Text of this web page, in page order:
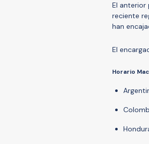
El
reciente
han
El
Horario